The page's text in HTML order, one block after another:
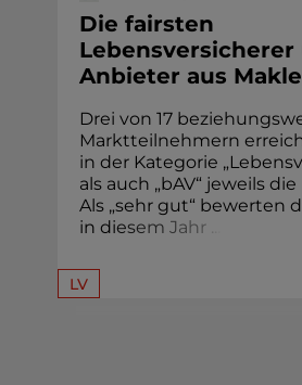
Die fairsten
Lebensversicherer
Anbieter aus
Drei von 17
Marktteilnehmern
in der Kategorie
als auch „bAV“ jeweils
Als „sehr gut“ bewerten
in diesem Jah r
LV